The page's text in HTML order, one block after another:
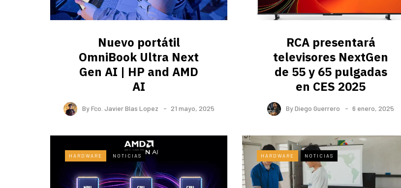
Nuevo portátil
OmniBook Ultra ​Next
Gen AI | HP and AMD
AI
ByFco. Javier Blas Lopez 21 mayo, 2025
RCA presentará
televisores NextGen
de 55 y 65 pulgadas
en CES 2025
ByDiego Guerrero 6 enero, 2025
HARDWARE NOTICIAS HARDWARE NOTICIAS